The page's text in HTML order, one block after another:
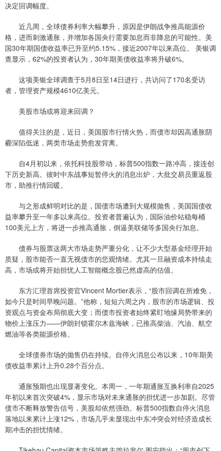
决定回调幅度。
近几周，全球债券利率大幅攀升，原因是伊朗战争推高能源价
格，进而刺激通胀，并增加各国央行需要加息而非降息的可能性。美
国30年期国债收益率已升至约5.15%，接近2007年以来高位。 美银调
查显示，62%的投资者认为，30年期美债收益率将升破6%。
这项美银全球调查于5月8日至14日进行，共访问了170名受访
者，管理资产规模4610亿美元。
美股市场或将迎来回调？
值得关注的是，近日，美国股市行情火热，而债市却因高通胀阴
霾深陷低迷，两类市场走势愈发背离。
自4月初以来，依托科技股带动，标普500指数一路冲高，接连创
下历史新高。彼时中东战事短暂停火的消息出炉，大批交易员重返股
市，助推行情回暖。
与之形成鲜明对比的是，国债市场遭到大规模抛售，美国国债收
益率攀升至一年多以来高位。投资者普遍认为，国际油价站稳每桶
100美元上方，将进一步推高通胀，倒逼美联储等多国央行加息。
债券与股票这两大市场走势严重分化，让不少大型基金经理开始
质疑，股市能否一直无视债市的悲观情绪。尤其一旦融资成本持续走
高，市场或将开始担忧人工智能概念股已然虚高的估值。
东方汇理首席投资官Vincent Mortier表示，“股市回调在所难免，
如今只是时间早晚问题。”他称，短短六周之内，股市的市场逻辑、投
资观点与资金布局彻底大变；而债市投资者始终紧盯地缘局势带来的
物价上涨压力——伊朗封锁霍尔木兹海峡，已推高柴油、汽油、航空
燃油等各类能源价格。
全球债券市场的抛售仍在持续。自停火消息公布以来，10年期美
债收益率累计上升0.28个百分点。
通胀预期也出现显著变化。本周一，一年期通胀互换利率自2025
年初以来首次突破4%，显示市场对未来通胀的担忧进一步加剧。尽管
债市不断释放警告信号，美股却依然强劲。标普500指数自停火消息
落地以来累计上涨12%，市场几乎未显现出中东冲突会对经济造成长
期冲击的担忧情绪。